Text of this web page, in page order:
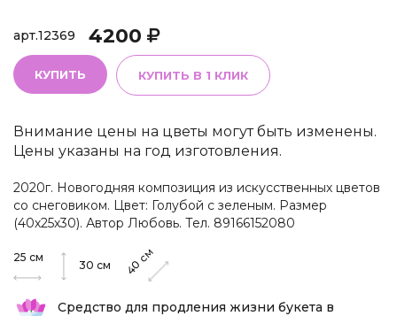
арт.12369 4200
КУПИТЬ КУПИТЬ В 1 КЛИК
Внимание цены на цветы могут быть изменены.
Цены указаны на год изготовления.
2020г. Новогодняя композиция из искусственных цветов
со снеговиком. Цвет: Голубой с зеленым. Размер
(40х25х30). Автор Любовь. Тел. 89166152080
25 см
30 см 40
см
Средство для продления жизни букета в